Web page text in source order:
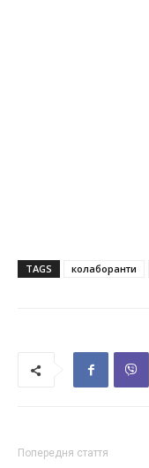
TAGS колаборанти
Попередня стаття